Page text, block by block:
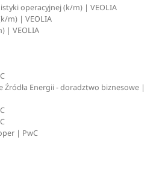
operacyjnej (k/m) | VEOLIA
m) | VEOLIA
| VEOLIA
Źródła Energii - doradztwo biznesowe |
| PwC